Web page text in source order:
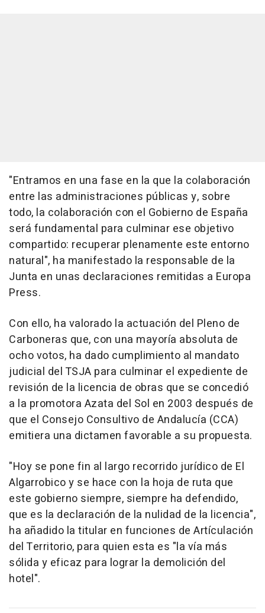
"Entramos en una fase en la que la colaboración
entre las administraciones públicas y, sobre
todo, la colaboración con el Gobierno de España
será fundamental para culminar ese objetivo
compartido: recuperar plenamente este entorno
natural", ha manifestado la responsable de la
Junta en unas declaraciones remitidas a Europa
Press.
Con ello, ha valorado la actuación del Pleno de
Carboneras que, con una mayoría absoluta de
ocho votos, ha dado cumplimiento al mandato
judicial del TSJA para culminar el expediente de
revisión de la licencia de obras que se concedió
a la promotora Azata del Sol en 2003 después de
que el Consejo Consultivo de Andalucía (CCA)
emitiera una dictamen favorable a su propuesta.
"Hoy se pone fin al largo recorrido jurídico de El
Algarrobico y se hace con la hoja de ruta que
este gobierno siempre, siempre ha defendido,
que es la declaración de la nulidad de la licencia",
ha añadido la titular en funciones de Artículación
del Territorio, para quien esta es "la vía más
sólida y eficaz para lograr la demolición del
hotel".